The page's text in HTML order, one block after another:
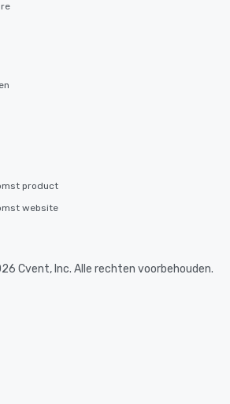
product
website
Cvent, Inc. Alle rechten voorbehouden.